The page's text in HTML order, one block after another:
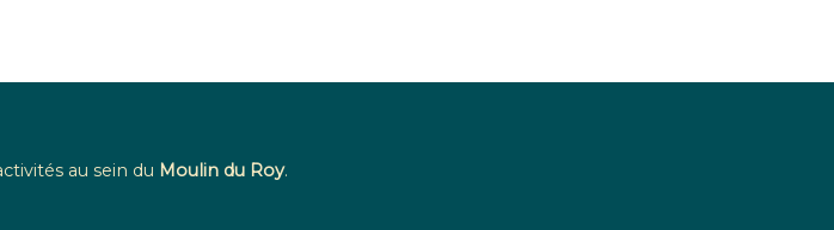
au sein du Moulin du Roy.